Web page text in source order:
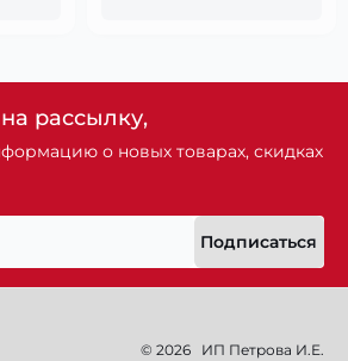
рассылку,
о новых товарах, скидках
Подписаться
© 2026 ИП Петрова И.Е.